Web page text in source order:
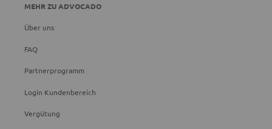
MEHR ZU ADVOCADO
Über uns
FAQ
Partnerprogramm
Login Kundenbereich
Vergütung